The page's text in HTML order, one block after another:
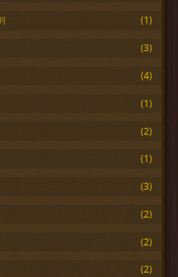
(1)
(3)
(4)
(1)
(2)
(1)
(3)
(2)
(2)
(2)